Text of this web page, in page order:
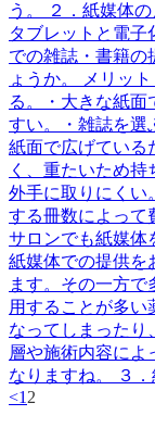
う。 ２．紙媒体
タブレットと電子
での雑誌・書籍の
ょうか。 メリッ
る。・大きな紙面
すい。・雑誌を選
紙面で広げている
く、重たいため
外手に取りにくい
する冊数によって
サロンでも紙媒体
紙媒体での提供を
ます。その一方で
用することが多い
なってしまったり
層や施術内容によ
なりますね。 ３
<1 2